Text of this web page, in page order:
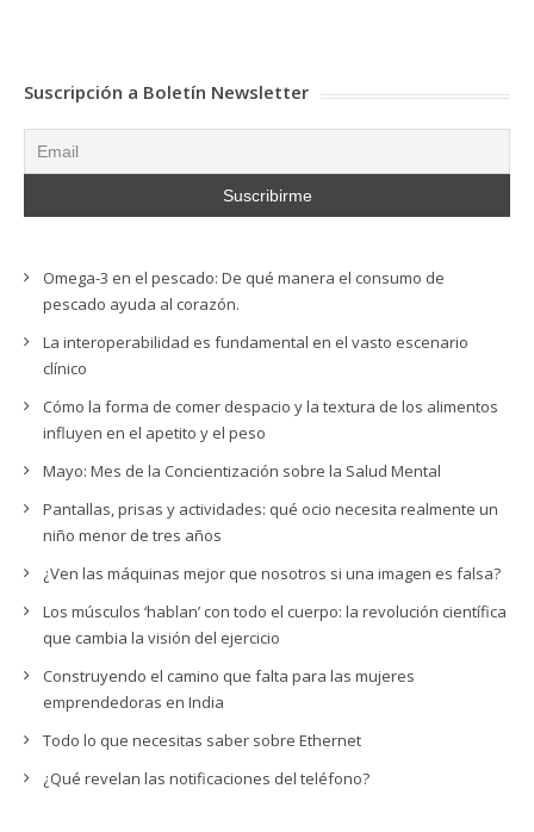
Suscripción a Boletín Newsletter
Omega-3 en el pescado: De qué manera el consumo de
pescado ayuda al corazón.
La interoperabilidad es fundamental en el vasto escenario
clínico
Cómo la forma de comer despacio y la textura de los alimentos
influyen en el apetito y el peso
Mayo: Mes de la Concientización sobre la Salud Mental
Pantallas, prisas y actividades: qué ocio necesita realmente un
niño menor de tres años
¿Ven las máquinas mejor que nosotros si una imagen es falsa?
Los músculos ‘hablan’ con todo el cuerpo: la revolución científica
que cambia la visión del ejercicio
Construyendo el camino que falta para las mujeres
emprendedoras en India
Todo lo que necesitas saber sobre Ethernet
¿Qué revelan las notificaciones del teléfono?